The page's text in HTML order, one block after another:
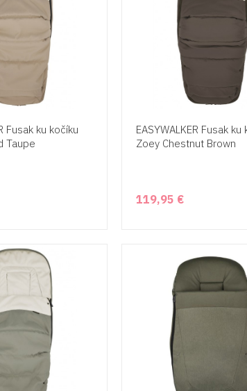
Fusak ku kočíku
Taupe
EASYWALKER Fusak ku
Zoey Chestnut Brown
119,95 €